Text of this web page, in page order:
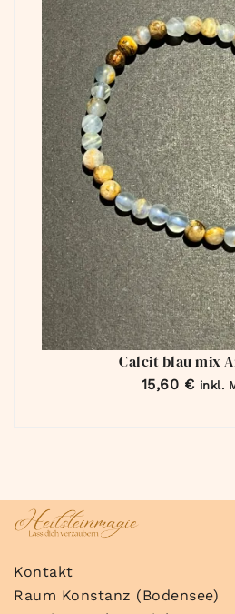
Calcit blau mix
15,60 € inkl.
Kontakt
Raum Konstanz (Bodensee)